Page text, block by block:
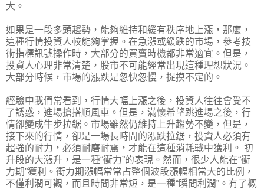
大。
如果是一段多頭趨勢，能夠維持和緩有秩序地上漲，那麼，
這種行情投資人較能夠掌握。在急漲或緩跌的市場，參考技
術指標訊號操作時，大部分的買賣時機都非常適宜。但是，
投資人心理非常清楚，股市不可能經常出現這種理想狀況。
大部分時候，市場的漲跌是忽快忽慢，捉摸不定的。
經驗中我們常看到，行情大幅上漲之後，投資人往往會受不
了誘惑，進場搶搭順風車。但是，滿懷希望跳進場之後，行
情卻變成牛步拉鋸。市場雖然仍維持上升趨勢不變，但是，
接下來的行情，卻是一場長時間的漲跌拉鋸，投資人必須有
超強的耐力，必須耐磨耐震，才能在這種消耗戰中獲利。 初
升段的大漲升，是一種“衝力”的表現。然而，很少人能在“衝
力期”獲利。衝力期漲幅常常占整個波段漲幅相當大的比例，
不僅利潤可觀，而且時間非常短，是一種“瞬間利潤”。有了概